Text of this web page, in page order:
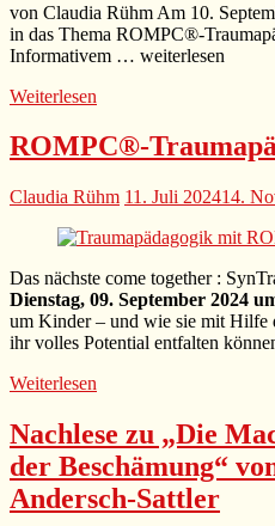
von Claudia Rühm Am 10.
in das Thema ROMPC®-
Informativem … weiterlesen
Weiterlesen
ROMPC®-
Claudia Rühm 11. Juli 202414.
Das nächste come together :
Dienstag, 09. September 2024
um Kinder – und wie sie mit Hilfe
ihr volles Potential entfalten
Weiterlesen
Nachlese zu „Die
der Beschämung“
Andersch-Sattler